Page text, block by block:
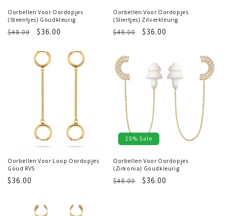
Oorbellen Voor Oordopjes
(Steentjes) Goudkleurig
Regular
$48.00
Sale
$36.00
Oorbellen Voor Oordopjes
(Sliertjes) Zilverkleurig
Regular
$48.00
Sale
$36.00
Oorbellen Voor Loop Oordopjes
Goud RVS
Regular
$36.00
25% Sale
Oorbellen Voor Oordopjes
(Zirkonia) Goudkleurig
Regular
$48.00
Sale
$36.00